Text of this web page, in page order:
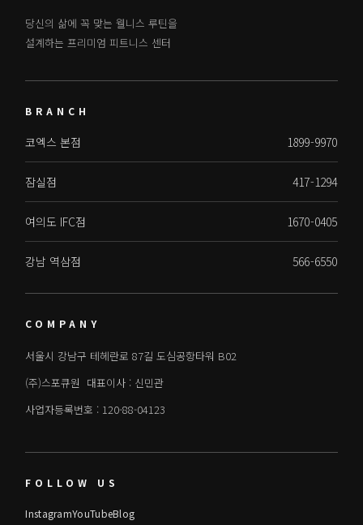
당신의 삶에 꼭 맞는 웰니스 루틴을
설계하는 프리미엄 피트니스 센터
BRANCH
코엑스 본점 1899-9970
잠실점 417-1294
여의도 IFC점 1670-0405
강남 역삼점 566-6550
COMPANY
서울시 강남구 테헤란로 87길 도심공항타워 B02
(주)스포큐원 대표이사 : 신민관
사업자등록번호 : 120-88-04123
FOLLOW US
InstagramYouTubeBlog